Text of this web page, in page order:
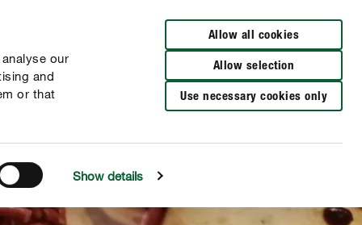
our
and
or that
Show details
Allow all cookies
Allow selection
Use necessary cookies only